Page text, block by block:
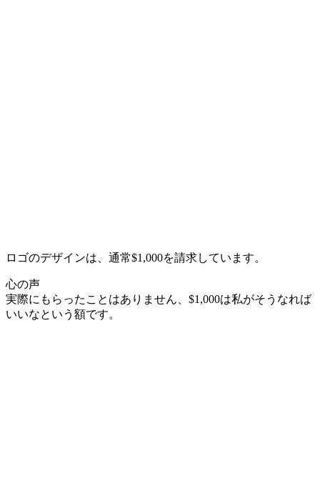
ロゴのデザインは、通常$1,000を請求しています。
心の声
実際にもらったことはありません、$1,000は私がそうなれば
いいなという額です。